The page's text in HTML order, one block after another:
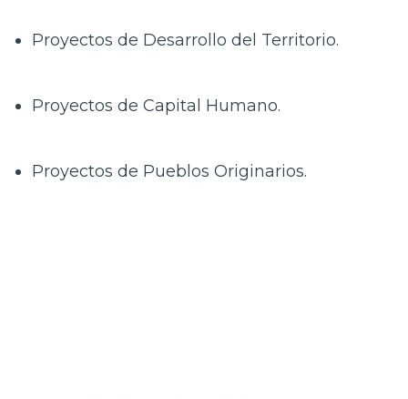
Proyectos de Desarrollo del Territorio.
Proyectos de Capital Humano.
Proyectos de Pueblos Originarios.